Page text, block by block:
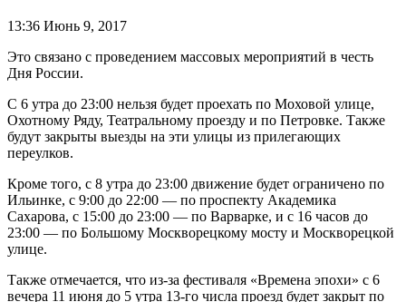
13:36 Июнь 9, 2017
Это связано с проведением массовых мероприятий в честь
Дня России.
С 6 утра до 23:00 нельзя будет проехать по Моховой улице,
Охотному Ряду, Театральному проезду и по Петровке. Также
будут закрыты выезды на эти улицы из прилегающих
переулков.
Кроме того, с 8 утра до 23:00 движение будет ограничено по
Ильинке, с 9:00 до 22:00 — по проспекту Академика
Сахарова, с 15:00 до 23:00 — по Варварке, и с 16 часов до
23:00 — по Большому Москворецкому мосту и Москворецкой
улице.
Также отмечается, что из-за фестиваля «Времена эпохи» с 6
вечера 11 июня до 5 утра 13-го числа проезд будет закрыт по